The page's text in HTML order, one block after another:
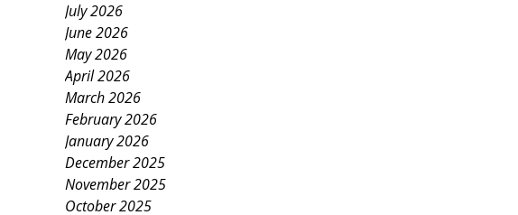
July 2026
June 2026
May 2026
April 2026
March 2026
February 2026
January 2026
December 2025
November 2025
October 2025